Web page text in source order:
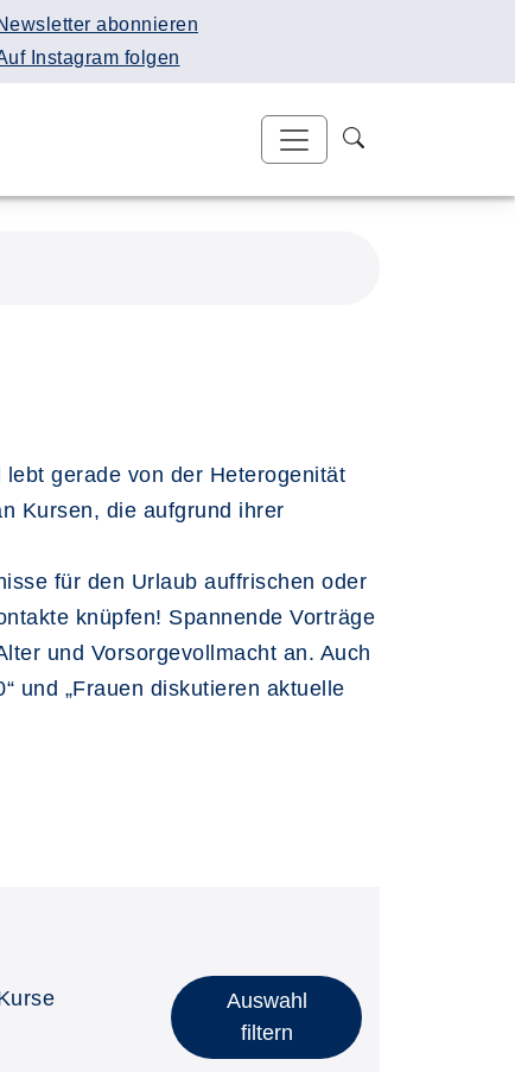
abonnieren
Instagram folgen
gerade von der Heterogenität
Kursen, die aufgrund ihrer
für den Urlaub auffrischen oder
knüpfen! Spannende Vorträge
und Vorsorgevollmacht an. Auch
und „Frauen diskutieren aktuelle
Auswahl
filtern